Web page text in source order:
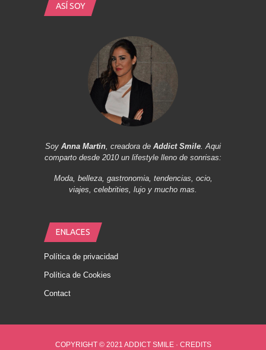
ASÍ SOY
Soy Anna Martin, creadora de Addict Smile. Aqui
comparto desde 2010 un lifestyle lleno de sonrisas:
Moda, belleza, gastronomia, tendencias, ocio,
viajes, celebrities, lujo y mucho mas.
ENLACES
Política de privacidad
Política de Cookies
Contact
COPYRIGHT © 2021 ADDICT SMILE · CREDITS